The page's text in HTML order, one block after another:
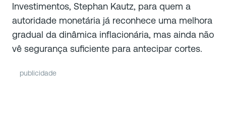
Investimentos, Stephan Kautz, para quem a
autoridade monetária já reconhece uma melhora
gradual da dinâmica inflacionária, mas ainda não
vê segurança suficiente para antecipar cortes.
publicidade